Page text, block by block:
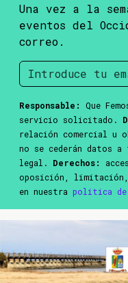
Una vez a la
eventos del
correo.
Responsable: Que
servicio solicitado.
relación comercial u
no se cederán datos
legal. Derechos:
oposición,
en nuestra política de